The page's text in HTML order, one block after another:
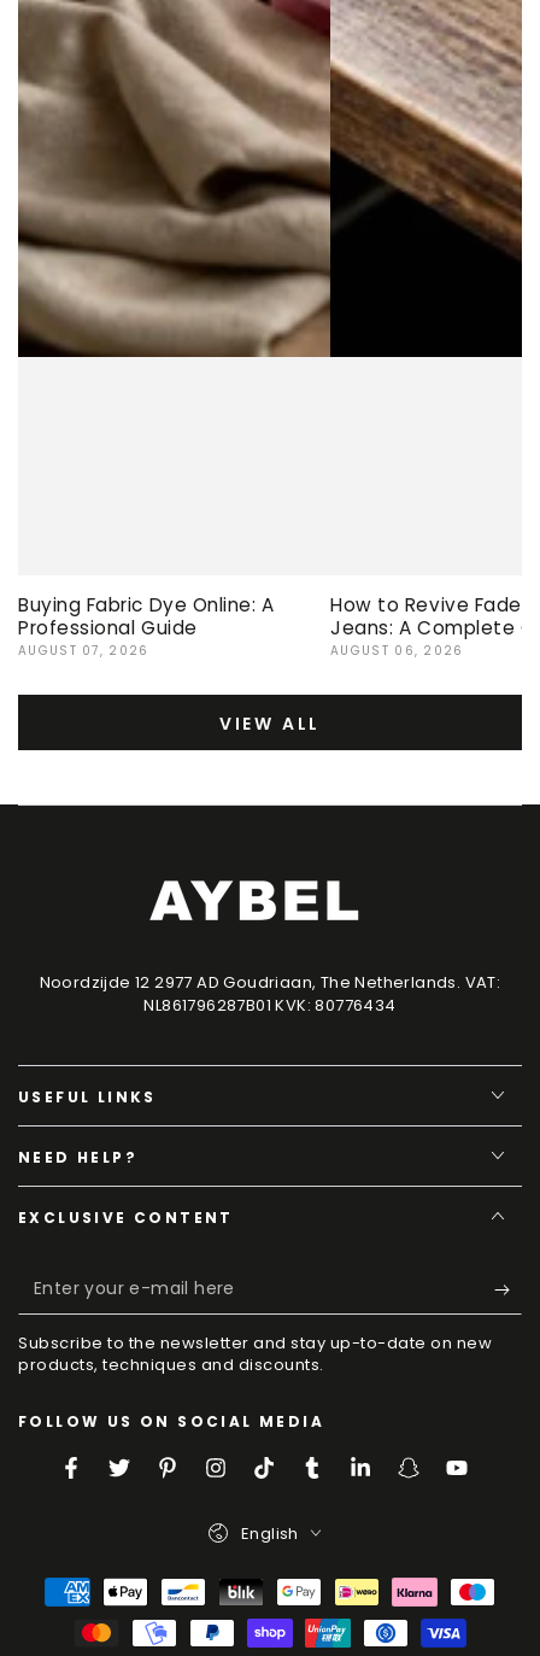
Buying Fabric Dye Online: A
Professional Guide
AUGUST 07, 2026
How to Revive Faded
Jeans: A Complete
AUGUST 06, 2026
VIEW ALL
Noordzijde 12 2977 AD Goudriaan, The Netherlands. VAT:
NL861796287B01 KVK: 80776434
USEFUL LINKS
NEED HELP?
EXCLUSIVE CONTENT
Enter
your
e-
here
Subscribe to the newsletter and stay up-to-date on new
products, techniques and discounts.
FOLLOW US ON SOCIAL MEDIA
FacebookTwitterPinterestInstagram
TikTokTumblrLinkedInSnapchatYouTube
Language
English
Payment
Methods